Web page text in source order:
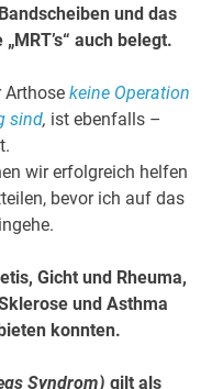
und das
auch belegt.
Arthosekeine Operation
sind, ist ebenfalls –
wir erfolgreich helfen
bevor ich auf das
Gicht und Rheuma,
und Asthma
konnten.
Syndrom) gilt als